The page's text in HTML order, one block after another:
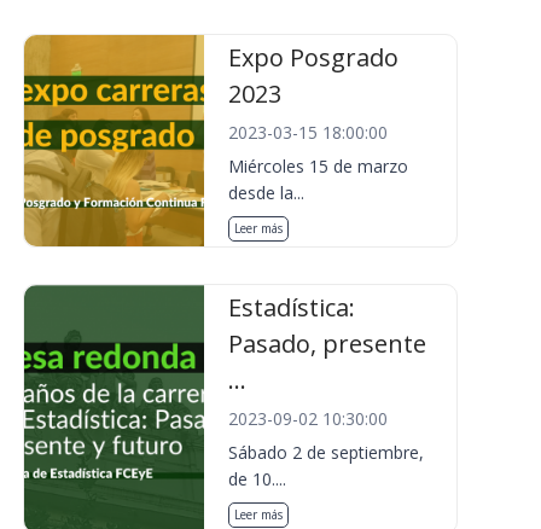
Expo Posgrado
2023
2023-03-15 18:00:00
Miércoles 15 de marzo
desde la...
Leer más
Estadística:
Pasado, presente
...
2023-09-02 10:30:00
Sábado 2 de septiembre,
de 10....
Leer más